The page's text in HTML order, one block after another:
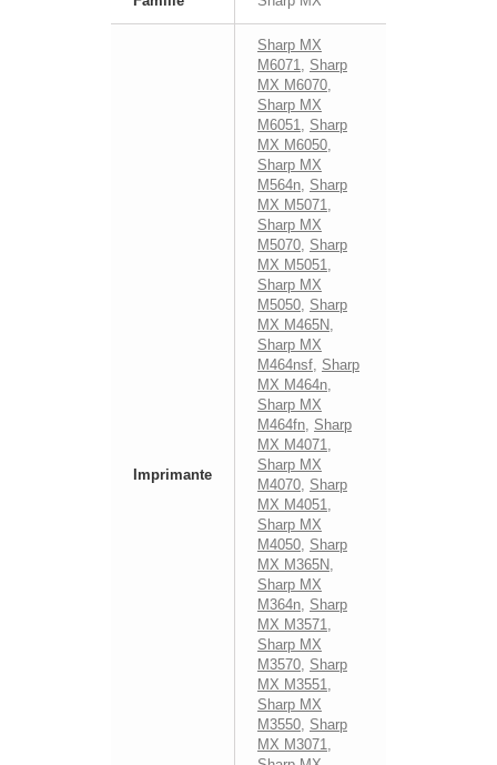
Imprimante
Sharp MX
M6071, Sharp
MX M6070,
Sharp MX
M6051, Sharp
MX M6050,
Sharp MX
M564n, Sharp
MX M5071,
Sharp MX
M5070, Sharp
MX M5051,
Sharp MX
M5050, Sharp
MX M465N,
Sharp MX
M464nsf, Sharp
MX M464n,
Sharp MX
M464fn, Sharp
MX M4071,
Sharp MX
M4070, Sharp
MX M4051,
Sharp MX
M4050, Sharp
MX M365N,
Sharp MX
M364n, Sharp
MX M3571,
Sharp MX
M3570, Sharp
MX M3551,
Sharp MX
M3550, Sharp
MX M3071,